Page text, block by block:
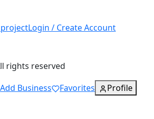
Login / Create Account
rights reserved
Add Business Favorites Profile